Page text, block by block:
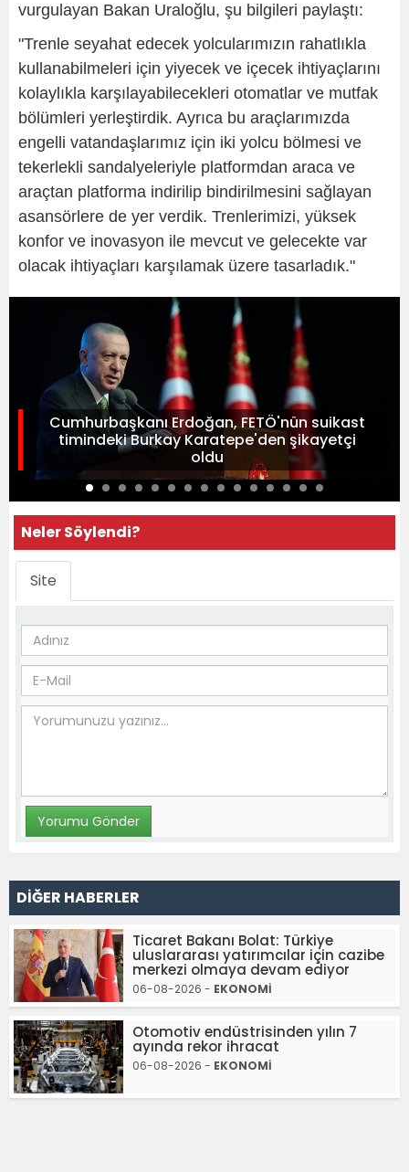
vurgulayan Bakan Uraloğlu, şu bilgileri paylaştı:
"Trenle seyahat edecek yolcularımızın rahatlıkla
kullanabilmeleri için yiyecek ve içecek ihtiyaçlarını
kolaylıkla karşılayabilecekleri otomatlar ve mutfak
bölümleri yerleştirdik. Ayrıca bu araçlarımızda
engelli vatandaşlarımız için iki yolcu bölmesi ve
tekerlekli sandalyeleriyle platformdan araca ve
araçtan platforma indirilip bindirilmesini sağlayan
asansörlere de yer verdik. Trenlerimizi, yüksek
konfor ve inovasyon ile mevcut ve gelecekte var
olacak ihtiyaçları karşılamak üzere tasarladık."
Cumhurbaşkanı Erdoğan, FETÖ'nün suikast
timindeki Burkay Karatepe'den şikayetçi
oldu
Neler Söylendi?
Site
DİĞER HABERLER
Ticaret Bakanı Bolat: Türkiye
uluslararası yatırımcılar için cazibe
merkezi olmaya devam ediyor
06-08-2026 - EKONOMİ
Otomotiv endüstrisinden yılın 7
ayında rekor ihracat
06-08-2026 - EKONOMİ